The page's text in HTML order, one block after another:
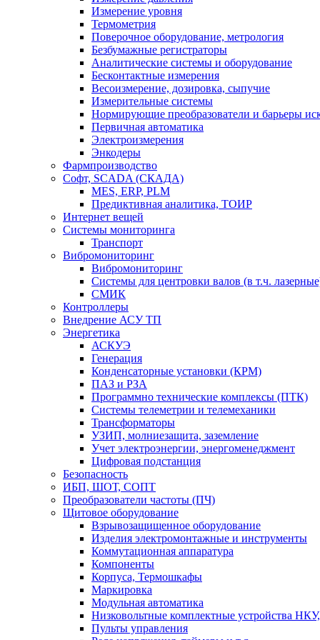
Измерение уровня
Термометрия
Поверочное оборудование, метрология
Безбумажные регистраторы
Аналитические системы и оборудование
Бесконтактные измерения
Весоизмерение, дозировка, сыпучие
Измерительные системы
Нормирующие преобразователи и барьеры
Первичная автоматика
Электроизмерения
Энкодеры
Фармпроизводство
Софт, SCADA (СКАДА)
MES, ERP, PLM
Предиктивная аналитика, ТОИР
Интернет вещей
Системы мониторинга
Транспорт
Вибромониторинг
Вибромониторинг
Системы для центровки валов (в т.ч.
СМИК
Контроллеры
Внедрение АСУ ТП
Энергетика
АСКУЭ
Генерация
Конденсаторные установки (КРМ)
ПАЗ и РЗА
Программно технические комплексы (ПТК)
Системы телеметрии и телемеханики
Трансформаторы
УЗИП, молниезащита, заземление
Учет электроэнергии, энергоменеджмент
Цифровая подстанция
Безопасность
ИБП, ШОТ, СОПТ
Преобразователи частоты (ПЧ)
Щитовое оборудование
Взрывозащищенное оборудование
Изделия электромонтажные и инструменты
Коммутационная аппаратура
Компоненты
Корпуса, Термошкафы
Маркировка
Модульная автоматика
Низковольтные комплектные устройства
Пульты управления